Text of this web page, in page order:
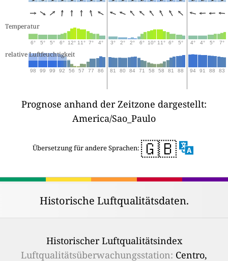
Temperatur
6° 5° 5° 6° 12° 11° 7° 4° 3° 2° 2° 6° 10° 11° 6° 5° 4° 4° 5° 7°
relative Luftfeuchtigkeit
98 99 99 92 56 57 77 86 81 80 84 71 58 58 81 88 94 91 88 83
Prognose anhand der Zeitzone dargestellt:
America/Sao_Paulo
Übersetzung für andere Sprachen: 🇬🇧
Historische Luftqualitätsdaten.
Historischer Luftqualitätsindex
Luftqualitätsüberwachungsstation: Centro,